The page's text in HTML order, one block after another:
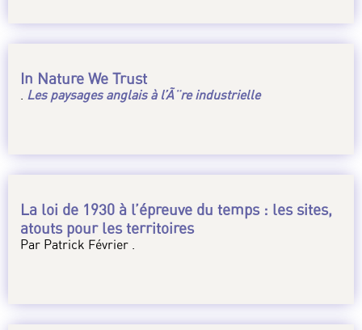
In Nature We Trust
. Les paysages anglais à l’Ã¨re industrielle
La loi de 1930 à l’épreuve du temps : les sites,
atouts pour les territoires
Par Patrick Février .